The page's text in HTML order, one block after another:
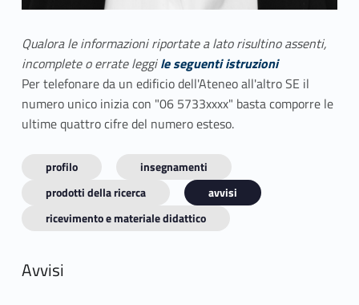
Qualora le informazioni riportate a lato risultino assenti,
incomplete o errate leggile seguenti istruzioni
Per telefonare da un edificio dell'Ateneo all'altro SE il
numero unico inizia con "06 5733xxxx" basta comporre le
ultime quattro cifre del numero esteso.
profilo
insegnamenti
prodotti della ricerca
avvisi
ricevimento e materiale didattico
Avvisi